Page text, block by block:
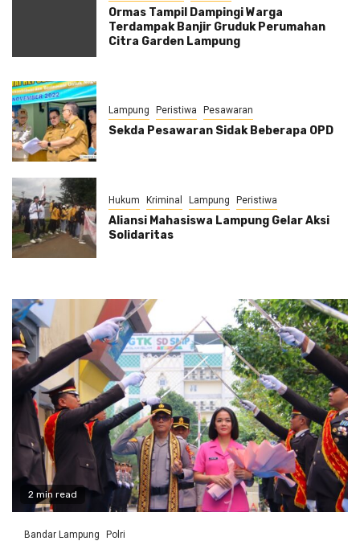
Ormas Tampil Dampingi Warga
Terdampak Banjir Gruduk Perumahan
Citra Garden Lampung
Lampung Peristiwa Pesawaran
Sekda Pesawaran Sidak Beberapa OPD
Hukum Kriminal Lampung Peristiwa
Aliansi Mahasiswa Lampung Gelar Aksi
Solidaritas
2 min read
Bandar Lampung Polri